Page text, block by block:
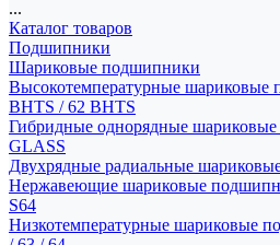
...
Каталог товаров
Подшипники
Шариковые подшипники
Высокотемпературные шариковые
BHTS / 62 BHTS
Гибридные однорядные
GLASS
Двухрядные радиальные
Нержавеющие шариковые
S64
Низкотемпературные шариковые